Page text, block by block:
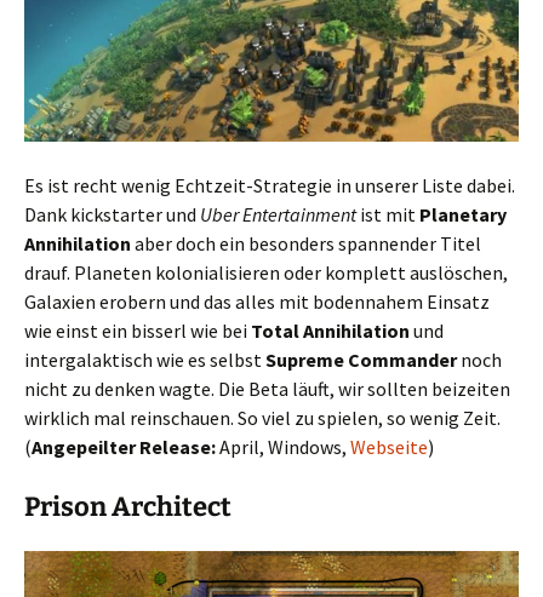
Es ist recht wenig Echtzeit-Strategie in unserer Liste dabei.
Dank kickstarter und Uber Entertainmentist mit Planetary
Annihilation aber doch ein besonders spannender Titel
drauf. Planeten kolonialisieren oder komplett auslöschen,
Galaxien erobern und das alles mit bodennahem Einsatz
wie einst ein bisserl wie bei Total Annihilation und
intergalaktisch wie es selbst Supreme Commandernoch
nicht zu denken wagte. Die Beta läuft, wir sollten beizeiten
wirklich mal reinschauen. So viel zu spielen, so wenig Zeit.
(Angepeilter Release:April, Windows, Webseite)
Prison Architect